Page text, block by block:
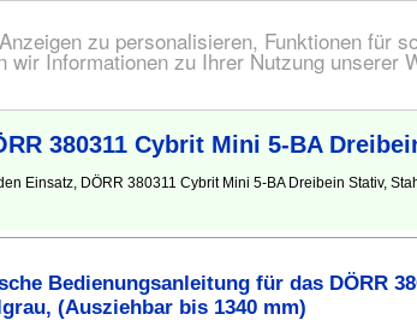
zu personalisieren, Funktionen für
Informationen zu Ihrer Nutzung unserer
380311 Cybrit Mini 5-BA
Einsatz, DÖRR 380311 Cybrit Mini 5-BA Dreibein Stativ,
Bedienungsanleitung für das DÖRR
(Ausziehbar bis 1340 mm)